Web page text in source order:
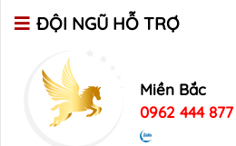
ĐỘI NGŨ HỖ TRỢ
Miền Bắc
0962 444 877